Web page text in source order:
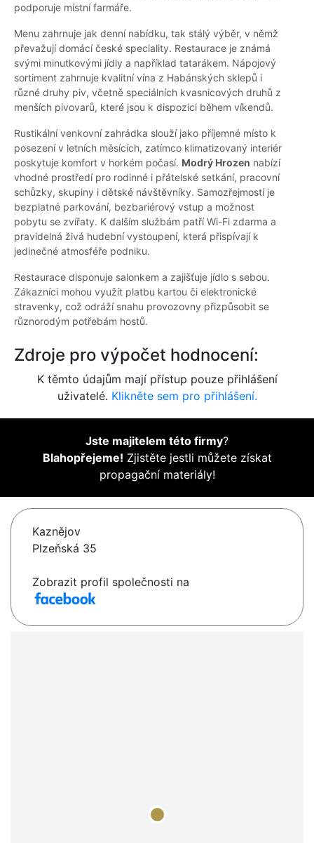
podporuje místní farmáře.
Menu zahrnuje jak denní nabídku, tak stálý výběr, v němž
převažují domácí české speciality. Restaurace je známá
svými minutkovými jídly a například tatarákem. Nápojový
sortiment zahrnuje kvalitní vína z Habánských sklepů i
různé druhy piv, včetně speciálních kvasnicových druhů z
menších pivovarů, které jsou k dispozici během víkendů.
Rustikální venkovní zahrádka slouží jako příjemné místo k
posezení v letních měsících, zatímco klimatizovaný interiér
poskytuje komfort v horkém počasí. Modrý Hrozen nabízí
vhodné prostředí pro rodinné i přátelské setkání, pracovní
schůzky, skupiny i dětské návštěvníky. Samozřejmostí je
bezplatné parkování, bezbariérový vstup a možnost
pobytu se zvířaty. K dalším službám patří Wi-Fi zdarma a
pravidelná živá hudební vystoupení, která přispívají k
jedinečné atmosféře podniku.
Restaurace disponuje salonkem a zajišťuje jídlo s sebou.
Zákazníci mohou využít platbu kartou či elektronické
stravenky, což odráží snahu provozovny přizpůsobit se
různorodým potřebám hostů.
Zdroje pro výpočet hodnocení:
K těmto údajům mají přístup pouze přihlášení
uživatelé. Klikněte sem pro přihlášení.
Jste majitelem této firmy?
Blahopřejeme! Zjistěte jestli můžete získat
propagační materiály!
Kaznějov
Plzeňská 35
Zobrazit profil společnosti na